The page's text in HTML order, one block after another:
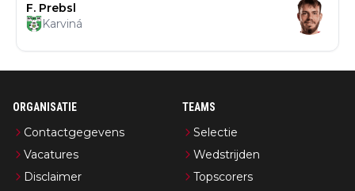
F. Prebsl
Karviná
ORGANISATIE
Contactgegevens
Vacatures
Disclaimer
TEAMS
Selectie
Wedstrijden
Topscorers